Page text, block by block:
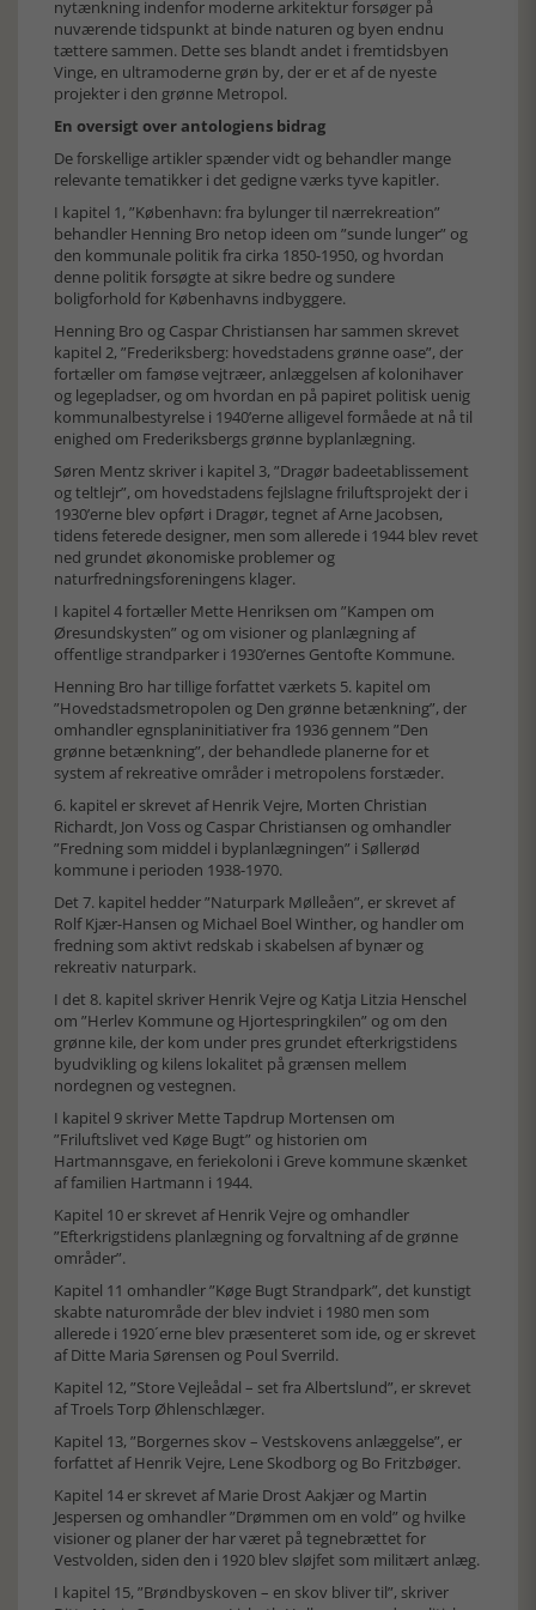
nytænkning indenfor moderne arkitektur forsøger på
nuværende tidspunkt at binde naturen og byen endnu
tættere sammen. Dette ses blandt andet i fremtidsbyen
Vinge, en ultramoderne grøn by, der er et af de nyeste
projekter i den grønne Metropol.
En oversigt over antologiens bidrag
De forskellige artikler spænder vidt og behandler mange
relevante tematikker i det gedigne værks tyve kapitler.
I kapitel 1, ”København: fra bylunger til nærrekreation”
behandler Henning Bro netop ideen om ”sunde lunger” og
den kommunale politik fra cirka 1850-1950, og hvordan
denne politik forsøgte at sikre bedre og sundere
boligforhold for Københavns indbyggere.
Henning Bro og Caspar Christiansen har sammen skrevet
kapitel 2, ”Frederiksberg: hovedstadens grønne oase”, der
fortæller om famøse vejtræer, anlæggelsen af kolonihaver
og legepladser, og om hvordan en på papiret politisk uenig
kommunalbestyrelse i 1940’erne alligevel formåede at nå til
enighed om Frederiksbergs grønne byplanlægning.
Søren Mentz skriver i kapitel 3, ”Dragør badeetablissement
og teltlejr”, om hovedstadens fejlslagne friluftsprojekt der i
1930’erne blev opført i Dragør, tegnet af Arne Jacobsen,
tidens feterede designer, men som allerede i 1944 blev revet
ned grundet økonomiske problemer og
naturfredningsforeningens klager.
I kapitel 4 fortæller Mette Henriksen om ”Kampen om
Øresundskysten” og om visioner og planlægning af
offentlige strandparker i 1930’ernes Gentofte Kommune.
Henning Bro har tillige forfattet værkets 5. kapitel om
”Hovedstadsmetropolen og Den grønne betænkning”, der
omhandler egnsplaninitiativer fra 1936 gennem ”Den
grønne betænkning”, der behandlede planerne for et
system af rekreative områder i metropolens forstæder.
6. kapitel er skrevet af Henrik Vejre, Morten Christian
Richardt, Jon Voss og Caspar Christiansen og omhandler
”Fredning som middel i byplanlægningen” i Søllerød
kommune i perioden 1938-1970.
Det 7. kapitel hedder ”Naturpark Mølleåen”, er skrevet af
Rolf Kjær-Hansen og Michael Boel Winther, og handler om
fredning som aktivt redskab i skabelsen af bynær og
rekreativ naturpark.
I det 8. kapitel skriver Henrik Vejre og Katja Litzia Henschel
om ”Herlev Kommune og Hjortespringkilen” og om den
grønne kile, der kom under pres grundet efterkrigstidens
byudvikling og kilens lokalitet på grænsen mellem
nordegnen og vestegnen.
I kapitel 9 skriver Mette Tapdrup Mortensen om
”Friluftslivet ved Køge Bugt” og historien om
Hartmannsgave, en feriekoloni i Greve kommune skænket
af familien Hartmann i 1944.
Kapitel 10 er skrevet af Henrik Vejre og omhandler
”Efterkrigstidens planlægning og forvaltning af de grønne
områder”.
Kapitel 11 omhandler ”Køge Bugt Strandpark”, det kunstigt
skabte naturområde der blev indviet i 1980 men som
allerede i 1920´erne blev præsenteret som ide, og er skrevet
af Ditte Maria Sørensen og Poul Sverrild.
Kapitel 12, ”Store Vejleådal – set fra Albertslund”, er skrevet
af Troels Torp Øhlenschlæger.
Kapitel 13, ”Borgernes skov – Vestskovens anlæggelse”, er
forfattet af Henrik Vejre, Lene Skodborg og Bo Fritzbøger.
Kapitel 14 er skrevet af Marie Drost Aakjær og Martin
Jespersen og omhandler ”Drømmen om en vold” og hvilke
visioner og planer der har været på tegnebrættet for
Vestvolden, siden den i 1920 blev sløjfet som militært anlæg.
I kapitel 15, ”Brøndbyskoven – en skov bliver til”, skriver